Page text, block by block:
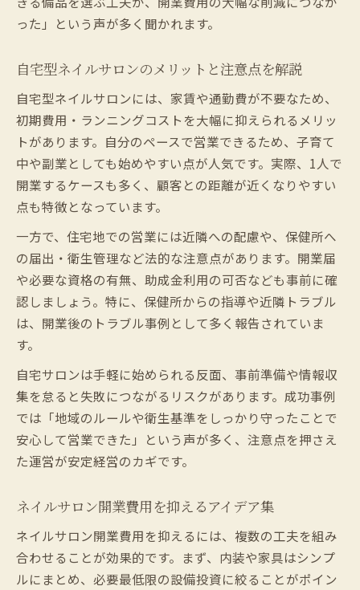
った」という声が多く聞かれます。
自宅型ネイルサロンのメリットと注意点を解説
自宅型ネイルサロンには、家賃や通勤費が不要なため、
初期費用・ランニングコストを大幅に抑えられるメリッ
トがあります。自分のペースで営業できるため、子育て
中や副業としても始めやすい点が人気です。実際、1人で
開業するケースも多く、顧客との距離が近くなりやすい
点も特徴となっています。
一方で、住宅地での営業には近隣への配慮や、保健所へ
の届出・衛生管理など法的な注意点があります。開業届
や必要な資格の有無、助成金利用の可否なども事前に確
認しましょう。特に、保健所からの指導や近隣トラブル
は、開業後のトラブル事例として多く報告されていま
す。
自宅サロンは手軽に始められる反面、事前準備や情報収
集を怠ると失敗につながるリスクがあります。成功事例
では「地域のルールや衛生基準をしっかり守ったことで
安心して営業できた」という声が多く、注意点を押さえ
た運営が安定経営のカギです。
ネイルサロン開業費用を抑えるアイデア集
ネイルサロン開業費用を抑えるには、複数の工夫を組み
合わせることが効果的です。まず、内装や家具はシンプ
ルにまとめ、必要最低限の設備投資に絞ることがポイン